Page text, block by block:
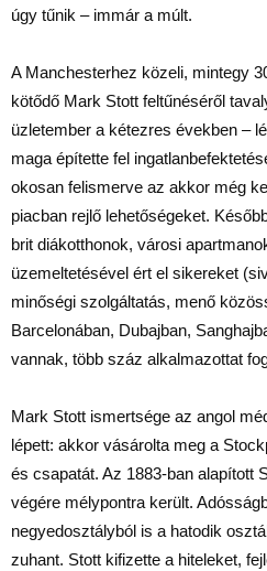
úgy tűnik – immár a múlt.
A Manchesterhez közeli, mintegy
kötődő Mark Stott feltűnéséről
üzletember a kétezres években –
maga építette fel
okosan felismerve az akkor még
piacban rejlő lehetőségeket.
brit diákotthonok, városi
üzemeltetésével ért el sikereket
minőségi szolgáltatás, menő
Barcelonában, Dubajban,
vannak, több száz alkalmazottat
Mark Stott ismertsége az angol
lépett: akkor vásárolta meg a
és csapatát. Az 1883-ban alapított
végére mélypontra került.
negyedosztályból is a hatodik
zuhant. Stott kifizette a hiteleket,